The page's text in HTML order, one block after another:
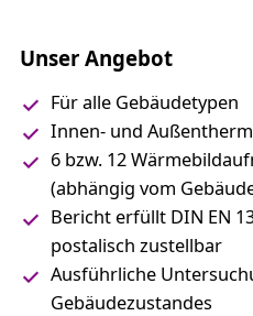
Unser Angebot
Für alle Gebäudetypen
Innen- und
6 bzw. 12
(abhängig vom
Bericht erfüllt DIN EN
postalisch zustellbar
Ausführliche
Gebäudezustandes